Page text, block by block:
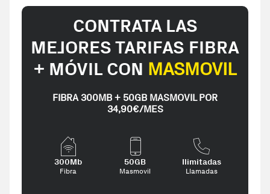
CONTRATA LAS
MEJORES TARIFAS FIBRA
+ MÓVIL CON MASMOVIL
FIBRA 300MB + 50GB MASMOVIL POR
34,90€/MES
300Mb
Fibra
50GB
Masmovil
Ilimitadas
Llamadas